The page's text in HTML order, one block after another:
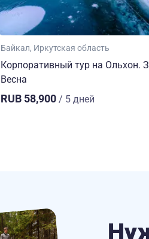
Байкал Иркутская область
Корпоративный тур на Ольхон.
Весна
RUB 58,900 / 5 дней